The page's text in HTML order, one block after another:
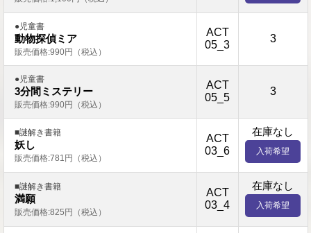
●児童書
動物探偵ミア
販売価格:990円（税込）
ACT
05_3
3
●児童書
3分間ミステリー
販売価格:990円（税込）
ACT
05_5
3
■謎解き書籍
妖し
販売価格:781円（税込）
ACT
03_6
在庫なし
入荷希望
■謎解き書籍
満願
販売価格:825円（税込）
ACT
03_4
在庫なし
入荷希望